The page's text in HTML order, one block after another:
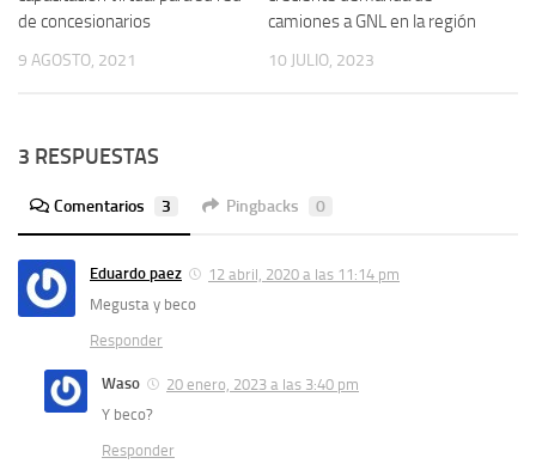
de concesionarios
9 AGOSTO, 2021
camiones a GNL en la región
10 JULIO, 2023
3 RESPUESTAS
Comentarios 3 Pingbacks 0
Eduardo paez
12 abril, 2020 a las 11:14 pm
Megusta y beco
Responder
Waso
20 enero, 2023 a las 3:40 pm
Y beco?
Responder